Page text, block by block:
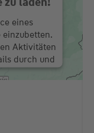
eines
Aktivitäten
durch und
zu, um